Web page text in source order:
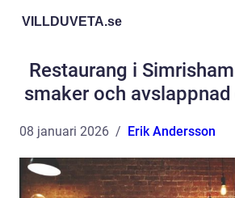
VILLDUVETA.se
Restaurang i
smaker och
08 januari 2026 Erik Andersson